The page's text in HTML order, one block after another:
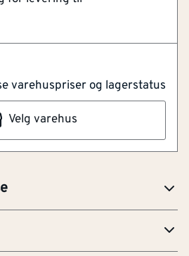
varehuspriser og lagerstatus
Velg varehus